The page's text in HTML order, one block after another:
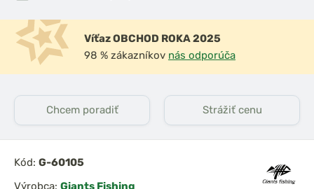
Víťaz OBCHOD ROKA 2025
98 % zákazníkov nás odporúča
Chcem poradiť Strážiť cenu
Kód: G-60105
Výrobca: Giants Fishing